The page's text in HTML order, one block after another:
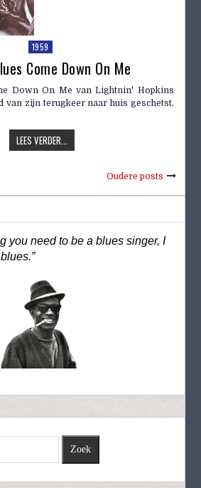
1959
Come Down On Me
Down On Me van Lightnin' Hopkins
van zijn terugkeer naar huis geschetst.
LEES VERDER...
Oudere posts
you need to be a blues singer, I